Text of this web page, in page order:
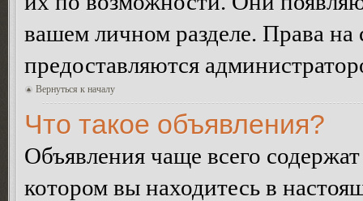
вашем личном разделе. Права
предоставляются
Вернуться к началу
Что такое объявления?
Объявления чаще всего
котором вы находитесь в